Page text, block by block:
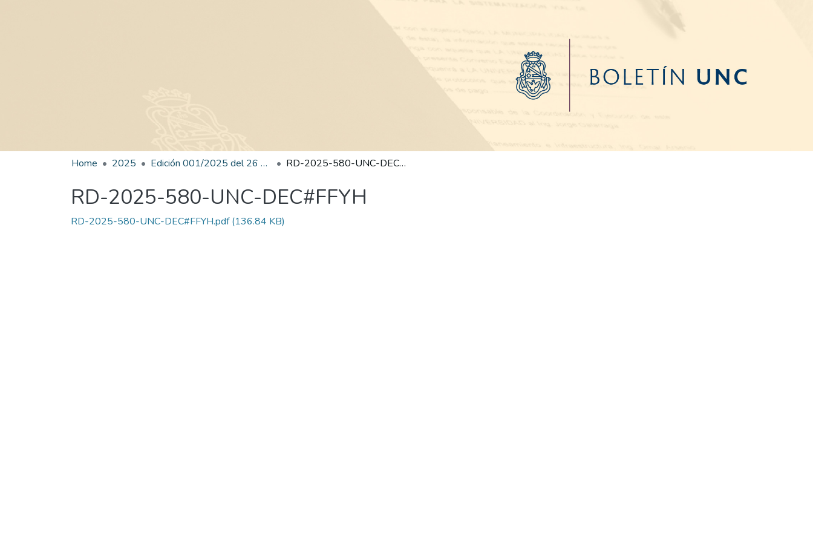
Home 2025 Edición 001/2025 del 26 de mayo de 2025 RD-2025-580-UNC-DEC#FFYH
RD-2025-580-UNC-DEC#FFYH
RD-2025-580-UNC-DEC#FFYH.pdf(136.84 KB)